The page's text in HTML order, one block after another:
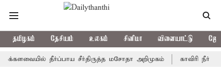
தமிழகம் தேசியம் உலகம் சினிமா விளையாட்டு
தீர்ப்பாய சீர்திருத்த மசோதா அறிமுகம் காவிரி நீர்